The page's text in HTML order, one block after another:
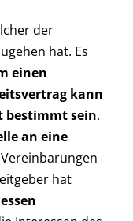
der
hat. Es
einen
kann
bestimmt sein.
an eine
hat